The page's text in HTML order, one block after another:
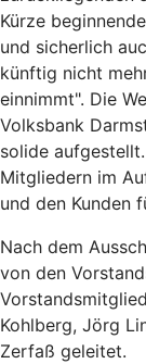
Kürze
und sicherlich
künftig nicht
einnimmt". Die
Volksbank
solide
Mitgliedern im
und den Kunden
Nach dem
von den
Kohlberg, Jörg
Zerfaß geleitet.